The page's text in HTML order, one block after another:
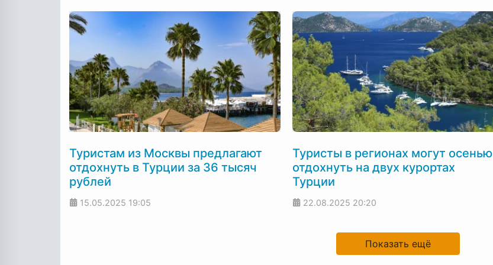
Туристам из Москвы предлагают
отдохнуть в Турции за 36 тысяч
рублей
15.05.2025 19:05
Туристы в регионах могут осенью
отдохнуть на двух курортах
Турции
22.08.2025 20:20
Показать ещё